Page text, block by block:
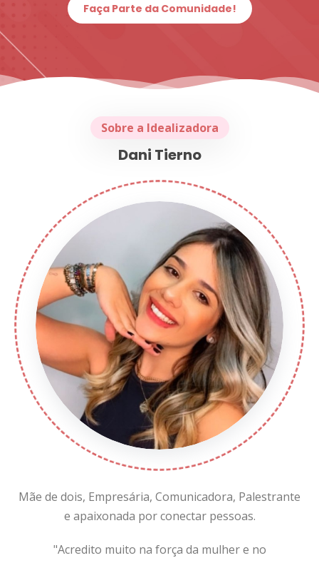
Faça Parte da Comunidade!
Sobre a Idealizadora
Dani Tierno
Mãe de dois, Empresária, Comunicadora, Palestrante
e apaixonada por conectar pessoas.
"Acredito muito na força da mulher e no